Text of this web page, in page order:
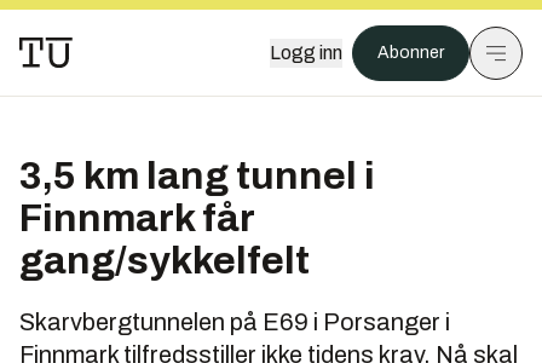
Logg inn Abonner
3,5 km lang tunnel i
Finnmark får
gang/sykkelfelt
Skarvbergtunnelen på E69 i Porsanger i
Finnmark tilfredsstiller ikke tidens krav. Nå skal